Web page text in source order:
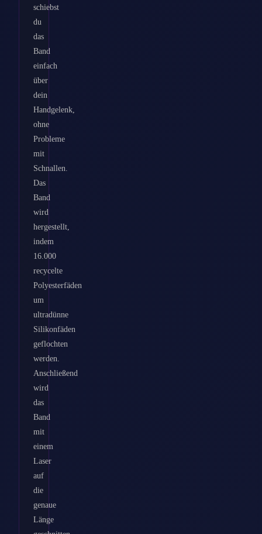
schiebst
du
das
Band
einfach
über
dein
Handgelenk,
ohne
Probleme
mit
Schnallen.
Das
Band
wird
hergestellt,
indem
16.000
recycelte
Polyesterfäden
um
ultradünne
Silikonfäden
geflochten
werden.
Anschließend
wird
das
Band
mit
einem
Laser
auf
die
genaue
Länge